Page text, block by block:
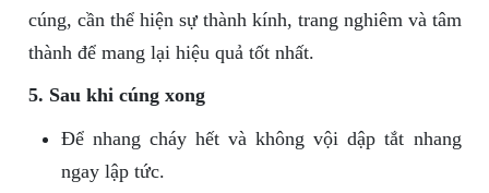
cúng, cần thể hiện sự thành kính, trang nghiêm và tâm
thành để mang lại hiệu quả tốt nhất.
5. Sau khi cúng xong
Để nhang cháy hết và không vội dập tắt nhang
ngay lập tức.